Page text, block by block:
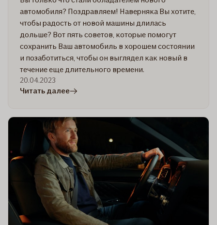
автомобиля? Поздравляем! Наверняка Вы хотите,
чтобы радость от новой машины длилась
дольше? Вот пять советов, которые помогут
сохранить Ваш автомобиль в хорошем состоянии
и позаботиться, чтобы он выглядел как новый в
течение еще длительного времени.
20.04.2023
Читать далеев
автомобиль
–
новые
правила